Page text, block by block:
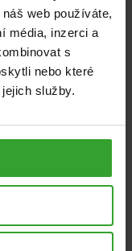
web používáte,
média, inzerci a
s
nebo které
služby.
Skladem